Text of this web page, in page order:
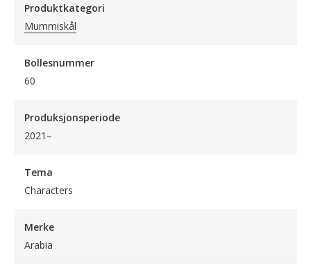
Produktkategori
Mummiskål
Bollesnummer
60
Produksjonsperiode
2021–
Tema
Characters
Merke
Arabia